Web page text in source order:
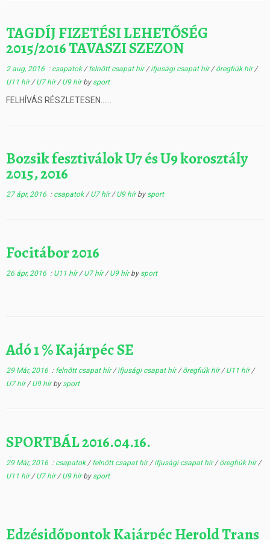
TAGDÍJ FIZETÉSI LEHETŐSÉG
2015/2016 TAVASZI SZEZON
2 aug, 2016 : csapatok/felnőtt csapat hír/ifjusági csapat hír/öregfiúk hír/
U11 hír/U7 hír/U9 hírby sport
FELHÍVÁS RÉSZLETESEN……
Bozsik fesztiválok U7 és U9 korosztály
2015, 2016
27 ápr, 2016 : csapatok/U7 hír/U9 hírby sport
Focitábor 2016
26 ápr, 2016 : U11 hír/U7 hír/U9 hírby sport
Adó 1 % Kajárpéc SE
29 Már, 2016 : felnőtt csapat hír/ifjusági csapat hír/öregfiúk hír/U11 hír/
U7 hír/U9 hírby sport
SPORTBÁL 2016.04.16.
29 Már, 2016 : csapatok/felnőtt csapat hír/ifjusági csapat hír/öregfiúk hír/
U11 hír/U7 hír/U9 hírby sport
Edzésidőpontok Kajárpéc Herold Trans